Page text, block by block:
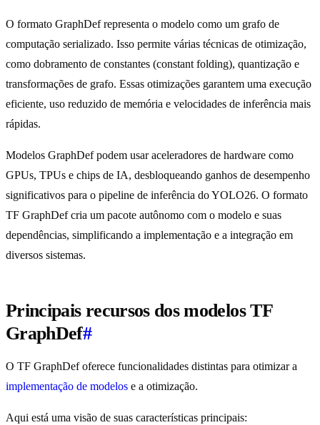
O formato GraphDef representa o modelo como um grafo de
computação serializado. Isso permite várias técnicas de otimização,
como dobramento de constantes (constant folding), quantização e
transformações de grafo. Essas otimizações garantem uma execução
eficiente, uso reduzido de memória e velocidades de inferência mais
rápidas.
Modelos GraphDef podem usar aceleradores de hardware como
GPUs, TPUs e chips de IA, desbloqueando ganhos de desempenho
significativos para o pipeline de inferência do YOLO26. O formato
TF GraphDef cria um pacote autônomo com o modelo e suas
dependências, simplificando a implementação e a integração em
diversos sistemas.
Principais recursos dos modelos TF
GraphDef#
O TF GraphDef oferece funcionalidades distintas para otimizar a
implementação de modelos e a otimização.
Aqui está uma visão de suas características principais: